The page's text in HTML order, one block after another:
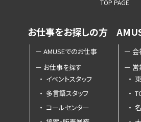
TOP PAGE
お仕事をお探しの方
ー AMUSEでのお仕事
ー お仕事を探す
・ イベントスタッフ
・ 多言語スタッフ
・ コールセンター
ー 会
ー 営
・
・
・